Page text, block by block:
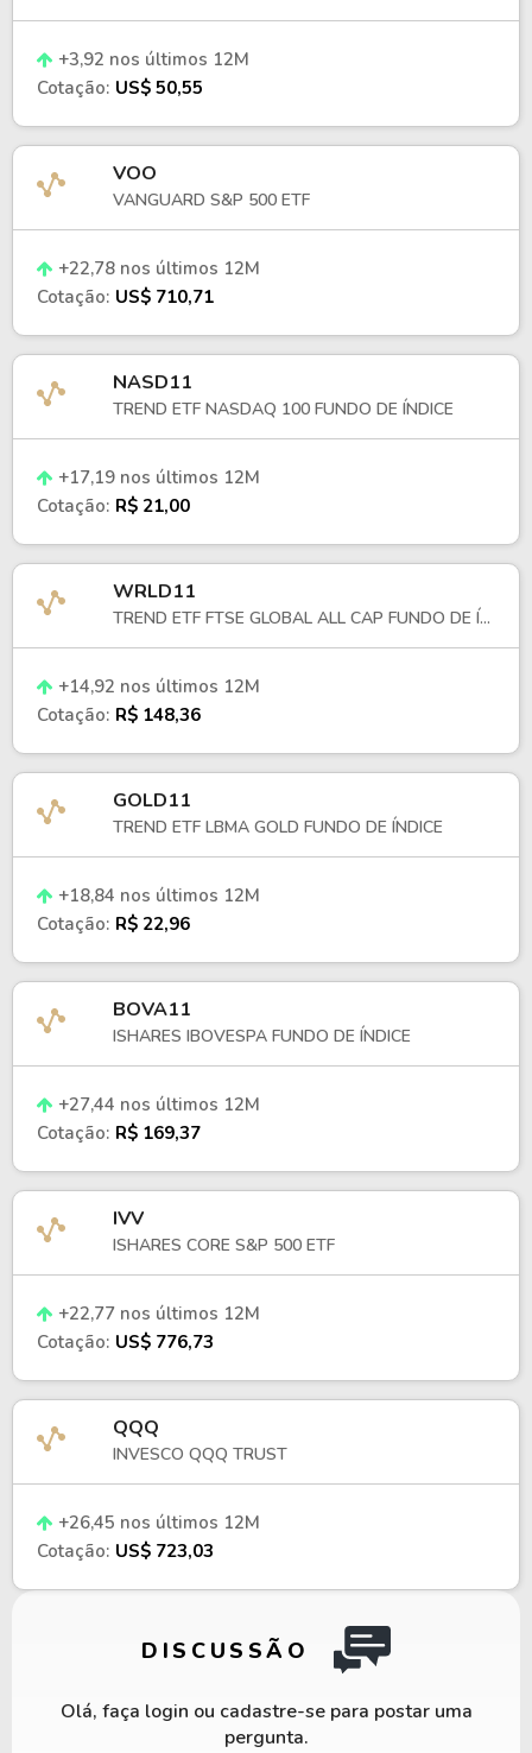
por índices de preços.
Títulos de médio e longo prazo.
A diversificação ocorre dentro do universo de
títulos protegidos contra a inflação.
Estrutura e custos
As cotas do TIP são negociadas no mercado
secundário, enquanto a criação e o resgate de
cotas são realizados por participantes
autorizados, mecanismo que contribui para
manter o preço do ETF próximo ao seu valor
patrimonial líquido (NAV).
O fundo possui taxa de administração e não
cobra taxa de performance
. O TIP realiza
distribuições periódicas de rendimentos
principalmente na forma de juros provenientes
História e evolução do ETF
ETFs de renda fixa nos Estados Unidos.
significativas no ambiente inflacionário e na
política monetária norte-americana, incluindo
estímulos pós-pandemia, aceleração da
inflação e um ciclo de alta de juros promovido
pelo Federal Reserve.
À medida que as expectativas inflacionárias e
as taxas reais variaram, o comportamento do
ETF acompanhou os ajustes no mercado de
títulos protegidos contra a inflação.
+3,92 nos últimos 12M
Cotação: US$ 50,55
VOO
VANGUARD S&P 500 ETF
+22,78 nos últimos 12M
Cotação: US$ 710,71
NASD11
TREND ETF NASDAQ 100 FUNDO DE ÍNDICE
+17,19 nos últimos 12M
Cotação: R$ 21,00
WRLD11
TREND ETF FTSE GLOBAL ALL CAP FUNDO DE Í...
+14,92 nos últimos 12M
Cotação: R$ 148,36
GOLD11
TREND ETF LBMA GOLD FUNDO DE ÍNDICE
+18,84 nos últimos 12M
Cotação: R$ 22,96
BOVA11
ISHARES IBOVESPA FUNDO DE ÍNDICE
+27,44 nos últimos 12M
Cotação: R$ 169,37
IVV
ISHARES CORE S&P 500 ETF
+22,77 nos últimos 12M
Cotação: US$ 776,73
QQQ
INVESCO QQQ TRUST
+26,45 nos últimos 12M
Cotação: US$ 723,03
DISCUSSÃO
Olá, faça login ou cadastre-se para postar uma
pergunta.